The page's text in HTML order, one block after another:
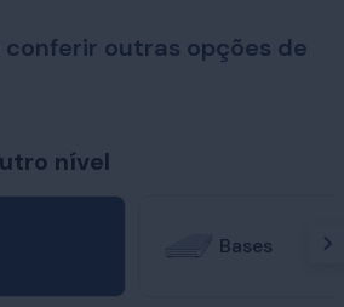
conferir outras opções de
nível
Bases